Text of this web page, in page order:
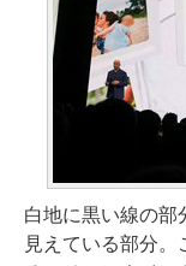
白地に黒い線の部
見えている部分。